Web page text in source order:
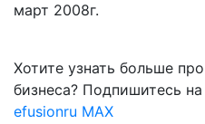
март 2008г.
Хотите узнать больше
бизнеса? Подпишитесь
efusionru MAX